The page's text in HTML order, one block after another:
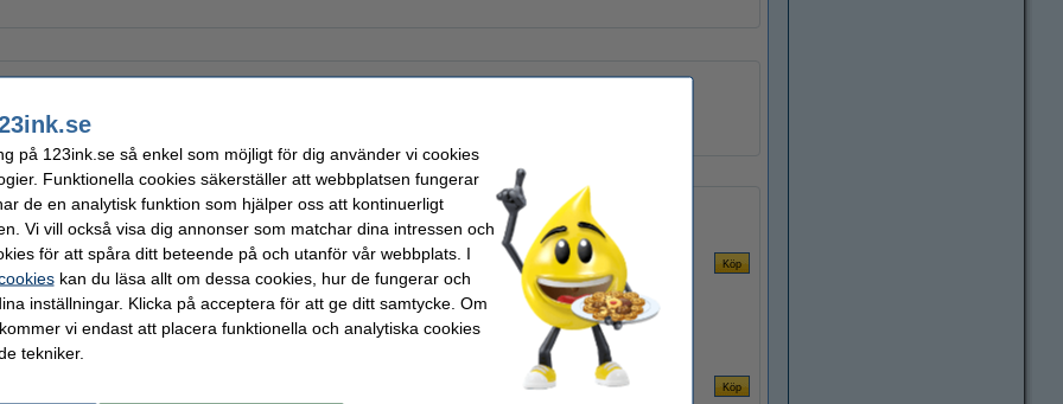
Klammerkapacitet:
20 ark
123ink galvaniserade | 20.000st
på 123ink.se så enkel som möjligt för dig använder vi cookies
Funktionella cookies säkerställer att webbplatsen fungerar
de en analytisk funktion som hjälper oss att kontinuerligt
Vi vill också visa dig annonser som matchar dina intressen och
för att spåra ditt beteende på och utanför vår webbplats. I
kan du läsa allt om dessa cookies, hur de fungerar och
inställningar. Klicka på acceptera för att ge ditt samtycke. Om
vi endast att placera funktionella och analytiska cookies
tekniker.